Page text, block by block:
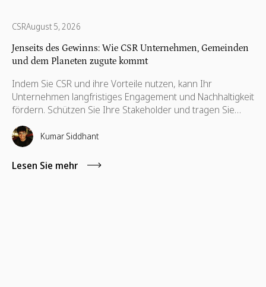
CSRAugust 5, 2026
Jenseits des Gewinns: Wie CSR Unternehmen, Gemeinden
und dem Planeten zugute kommt
Indem Sie CSR und ihre Vorteile nutzen, kann Ihr
Unternehmen langfristiges Engagement und Nachhaltigkeit
fördern. Schützen Sie Ihre Stakeholder und tragen Sie
dazu bei, ihre Interessen zu wahren, die auch für ihre
Weiterentwicklung notwendig sind.
Kumar Siddhant
Lesen Sie mehr